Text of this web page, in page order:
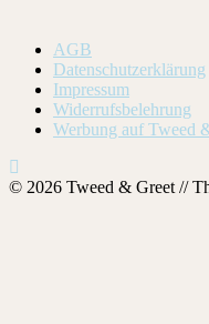
AGB
Datenschutzerklärung
Impressum
Widerrufsbelehrung
Werbung auf Tweed
© 2026 Tweed & Greet //